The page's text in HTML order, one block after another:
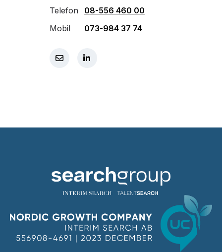
Telefon
08-556 460 00
Mobil
073-984 37 74